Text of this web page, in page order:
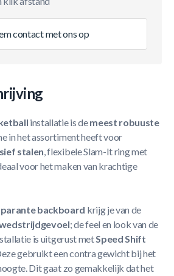
contact met ons op
installatie is demeest robuuste
in het assortiment heeft voor
stalen, flexibele Slam-It ring met
voor het maken van krachtige
backboard krijg je van de
; de feel en look van de
is uitgerust metSpeed Shift
gebruikt een contra gewicht bij het
Dit gaat zo gemakkelijk dat het